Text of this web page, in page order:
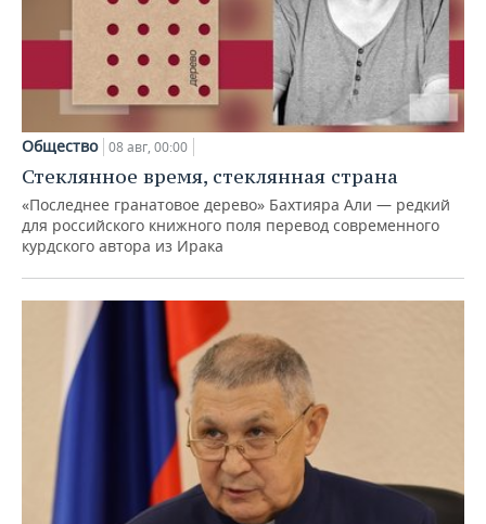
Общество 08 авг, 00:00
Стеклянное время, стеклянная страна
«Последнее гранатовое дерево» Бахтияра Али — редкий
для российского книжного поля перевод современного
курдского автора из Ирака